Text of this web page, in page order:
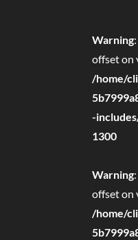
Warning
offset on
/home/
-
1300
Warning
offset on
/home/